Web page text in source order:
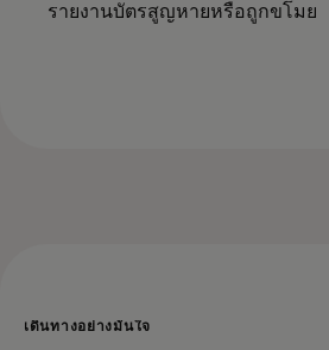
รายงานบัตรสูญหายหรือถูกขโมย
เดินทางอย่างมั่นใจ